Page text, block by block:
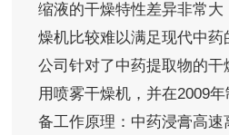
缩液的干燥特性差异非常
燥机比较难以满足现代中
公司针对了中药提取物的
用喷雾干燥机，并在2009
备工作原理：中药浸膏高